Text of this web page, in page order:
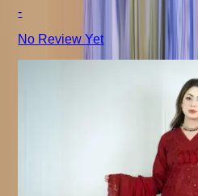
-
No Review Yet